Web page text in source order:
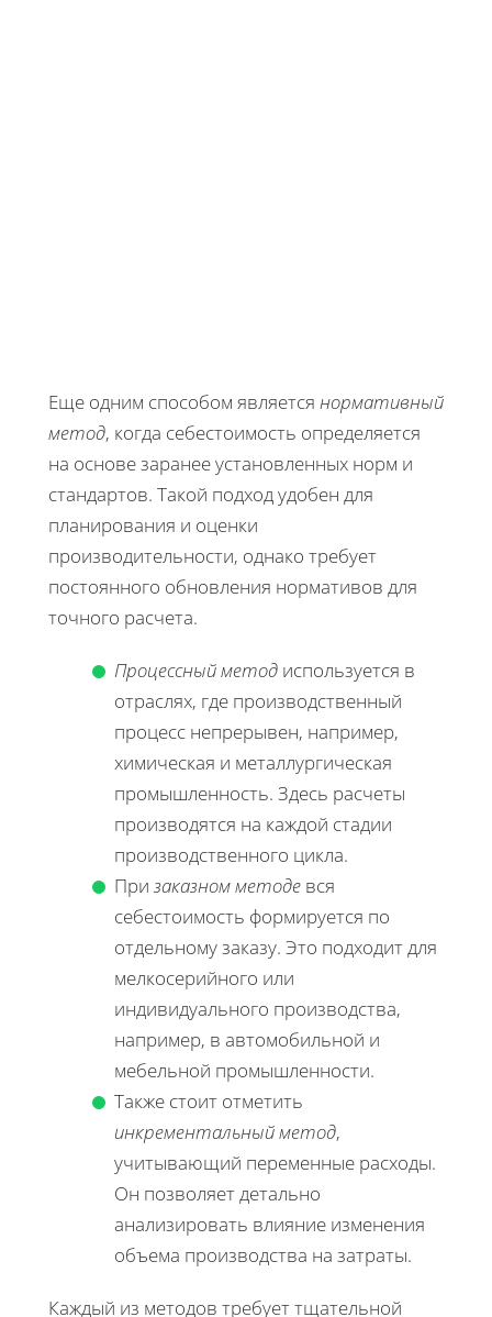
Еще одним способом является нормативный
метод, когда себестоимость определяется
на основе заранее установленных норм и
стандартов. Такой подход удобен для
планирования и оценки
производительности, однако требует
постоянного обновления нормативов для
точного расчета.
Процессный метод используется в
отраслях, где производственный
процесс непрерывен, например,
химическая и металлургическая
промышленность. Здесь расчеты
производятся на каждой стадии
производственного цикла.
При заказном методе вся
себестоимость формируется по
отдельному заказу. Это подходит для
мелкосерийного или
индивидуального производства,
например, в автомобильной и
мебельной промышленности.
Также стоит отметить
инкрементальный метод,
учитывающий переменные расходы.
Он позволяет детально
анализировать влияние изменения
объема производства на затраты.
Каждый из методов требует тщательной